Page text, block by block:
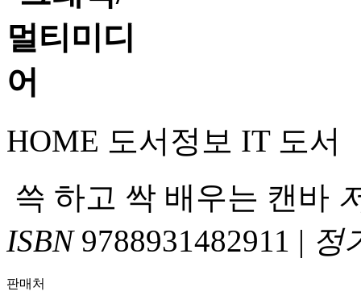
HOME 도서정보 IT 도서
쓱 하고 싹 배우는 캔바
ISBN9788931482911 | 정
판매처